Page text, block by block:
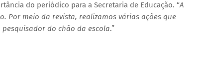
do periódico para a Secretaria de Educação. “A
Por meio da revista, realizamos várias ações que
do chão da escola.”